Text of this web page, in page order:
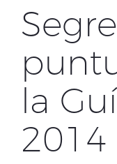
Segre
la
2014